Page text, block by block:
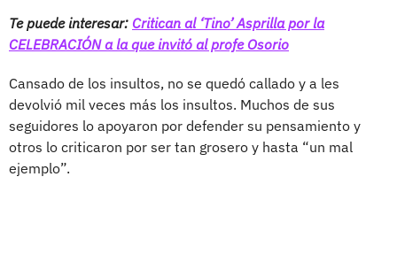
Te puede interesar: Critican al ‘Tino’ Asprilla por la
CELEBRACIÓN a la que invitó al profe Osorio
Cansado de los insultos, no se quedó callado y a les
devolvió mil veces más los insultos. Muchos de sus
seguidores lo apoyaron por defender su pensamiento y
otros lo criticaron por ser tan grosero y hasta “un mal
ejemplo”.